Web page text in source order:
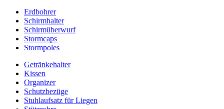
Erdbohrer
Schirmhalter
Schirmüberwurf
Stormcaps
Stormpoles
Getränkehalter
Kissen
Organizer
Schutzbezüge
Stuhlaufsatz für Liegen